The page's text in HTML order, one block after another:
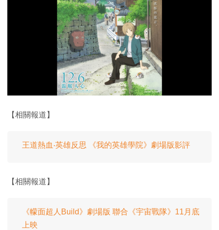
【相關報道】
王道熱血‧英雄反思 《我的英雄學院》劇場版影評
【相關報道】
《幪面超人Build》劇場版 聯合《宇宙戰隊》11月底
上映